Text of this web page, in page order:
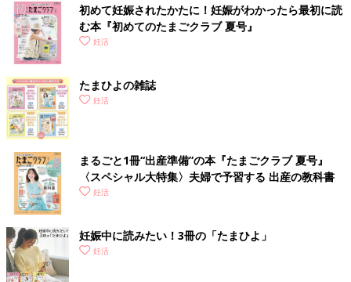
初めて妊娠されたかたに！妊娠がわかったら最初に読
む本『初めてのたまごクラブ 夏号』
妊活
たまひよの雑誌
妊活
まるごと1冊“出産準備”の本『たまごクラブ 夏号』
〈スペシャル大特集〉夫婦で予習する 出産の教科書
妊活
妊娠中に読みたい！3冊の「たまひよ」
妊活